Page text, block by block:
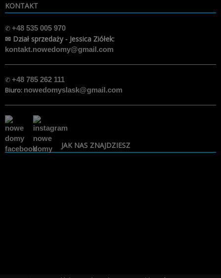
KONTAKT
✆+48 535 005 970
✉ Dział sprzedaży - Jessica Ziółek:
kontakt.nowedomy@gmail.com
✆+48 785 262 111
Biuro: nowedomyslask@gmail.com
JAK NAS ZNAJDZIESZ